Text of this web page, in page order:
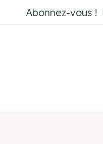
au
Abonnez-vous !